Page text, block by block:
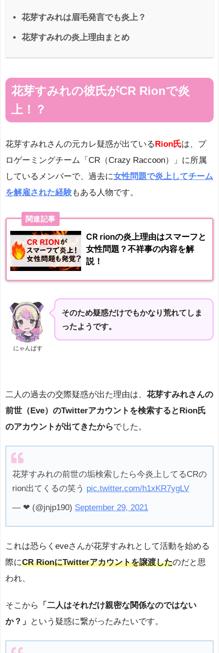
花芽すみれは眉毛発言でも炎上？
花芽すみれの炎上理由まとめ
花芽すみれの彼氏がCR Rionで炎
上！？
花芽すみれさんの元カレ疑惑が出ている Rion氏は、プ
ロゲーミングチーム「CR（Crazy Raccoon）」に所属
しているメンバーで、過去に女性問題で炎上してチーム
を解雇された経験もある人物です。
関連記事
CR rionの炎上理由はスマーフと
女性問題？不祥事の内容を解
説！
にゃんぱす
そのため疑惑だけでもかなり荒れてしま
ったようです。
二人の過去の交際疑惑が出た理由は、 花芽すみれさんの
前世（Eve）のTwitterアカウントを検索するとRion氏
のアカウントが出てきたからでした。
花芽すみれの前世の垢検索したら今炎上してるCRの
rion出てくるの笑う pic.twitter.com/h1xKR7ygLV
— ❤︎ (@jnjp190) September 29, 2021
これは恐らくeveさんが花芽すみれとして活動を始める
際にCR RionにTwitterアカウントを譲渡したのだと思
われ、
そこから
「二人はそれだけ親密な関係なのではない
か？」
という疑惑に繋がったみたいです。